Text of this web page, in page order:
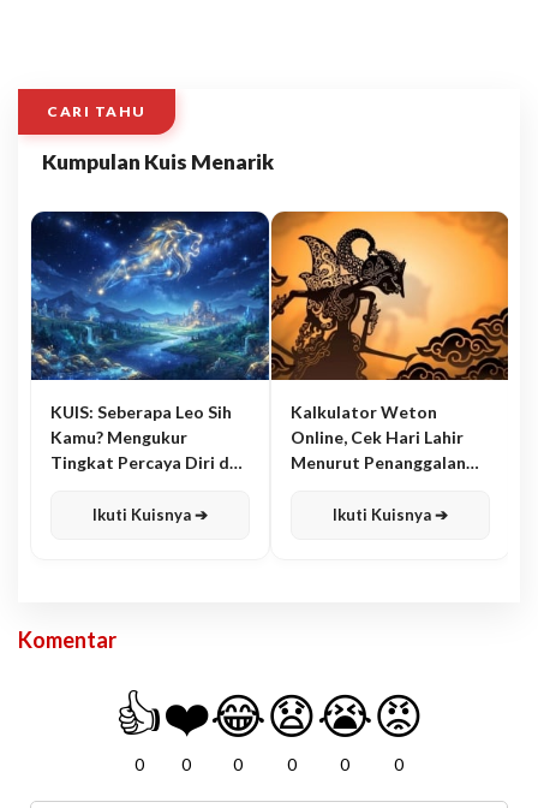
CARI TAHU
Kumpulan Kuis Menarik
KUIS: Seberapa Leo Sih
Kamu? Mengukur
Tingkat Percaya Diri dan
Ikuti Kuisnya ➔
Kalkulator Weton
Online, Cek Hari Lahir
Menurut Penanggalan
Ikuti Kuisnya ➔
Komentar
👍
0
❤️
0
😂
0
😧
0
😭
0
😡
0